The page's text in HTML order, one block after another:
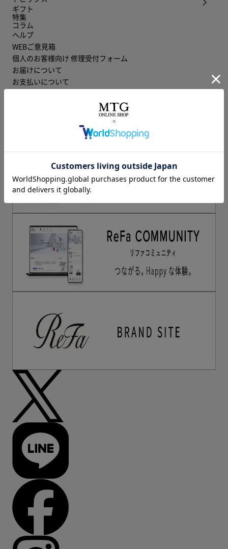
ギフト
特集
コラム
ヘルプ
WEBご意見箱
個人のお客様向け 修理受付フォーム
お届けについて
お支払いについて
特定商取引に関する法律に基づく表記